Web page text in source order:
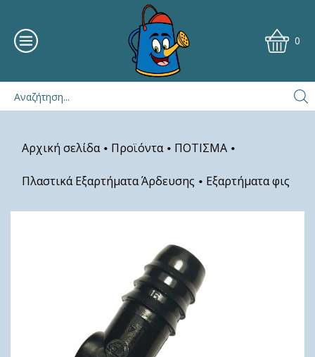
0
Αρχική σελίδα • Προϊόντα • ΠΟΤΙΣΜΑ •
Πλαστικά Εξαρτήματα Άρδευσης • Εξαρτήματα φις